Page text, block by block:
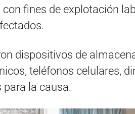
fines de explotación
dispositivos de
teléfonos celulares,
para la causa.